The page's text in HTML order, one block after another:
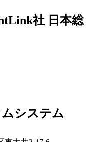
社 日本総
システム